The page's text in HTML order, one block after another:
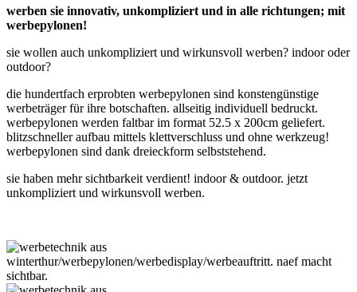
werben sie innovativ, unkompliziert und in alle richtungen; mit
werbepylonen!
sie wollen auch unkompliziert und wirkunsvoll werben? indoor oder
outdoor?
die hundertfach erprobten werbepylonen sind konstengünstige
werbeträger für ihre botschaften. allseitig individuell bedruckt.
werbepylonen werden faltbar im format 52.5 x 200cm geliefert.
blitzschneller aufbau mittels klettverschluss und ohne werkzeug!
werbepylonen sind dank dreieckform selbststehend.
sie haben mehr sichtbarkeit verdient! indoor & outdoor. jetzt
unkompliziert und wirkunsvoll werben.